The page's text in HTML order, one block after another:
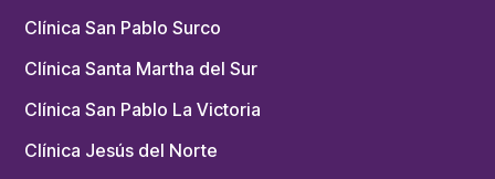
Clínica San Pablo Surco
Clínica Santa Martha del Sur
Clínica San Pablo La Victoria
Clínica Jesús del Norte